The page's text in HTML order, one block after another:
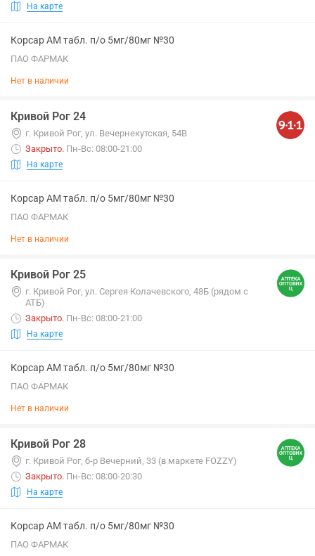
На карте
Корсар АМ табл. п/о 5мг/80мг №30
ПАО ФАРМАК
Нет в наличии
Кривой Рог 24
г. Кривой Рог, ул. Вечернекутская, 54В
Закрыто. Пн-Вс: 08:00-21:00
На карте
Корсар АМ табл. п/о 5мг/80мг №30
ПАО ФАРМАК
Нет в наличии
Кривой Рог 25
г. Кривой Рог, ул. Сергея Колачевского, 48Б (рядом с
АТБ)
Закрыто. Пн-Вс: 08:00-21:00
На карте
Корсар АМ табл. п/о 5мг/80мг №30
ПАО ФАРМАК
Нет в наличии
Кривой Рог 28
г. Кривой Рог, б-р Вечерний, 33 (в маркете FOZZY)
Закрыто. Пн-Вс: 08:00-20:30
На карте
Корсар АМ табл. п/о 5мг/80мг №30
ПАО ФАРМАК